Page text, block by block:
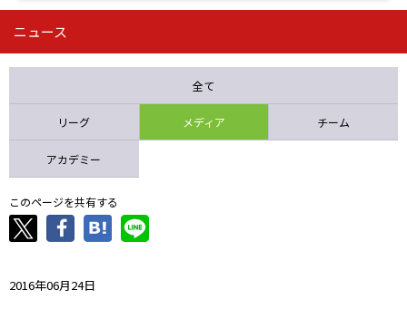
第16節 09/05 (土) 15:00
ニッパツ 石人の星
ニュース
全て
リーグ メディア チーム
アカデミー
このページを共有する
2016年06月24日